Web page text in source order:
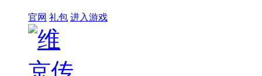
官网 礼包 进入游戏